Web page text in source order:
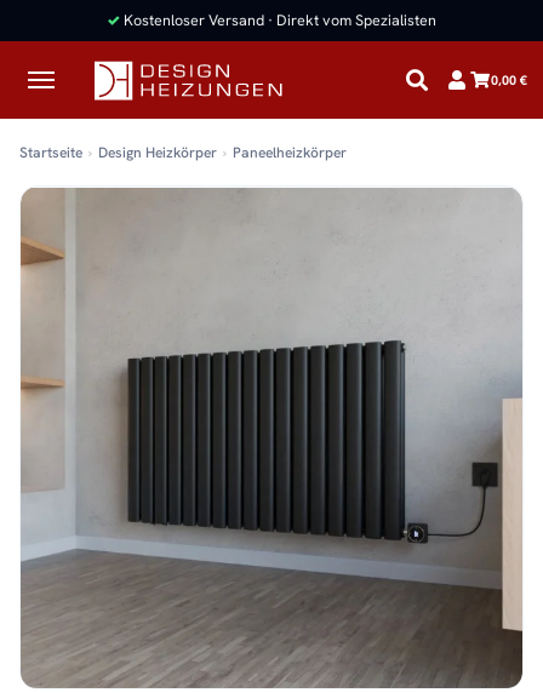
✓ Kostenloser Versand · Direkt vom Spezialisten
0,00 €
Startseite Design Heizkörper Paneelheizkörper